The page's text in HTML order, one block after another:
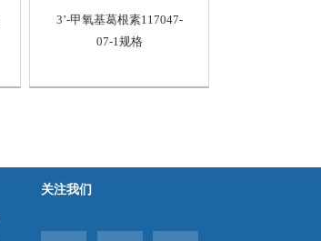
3’-甲氧基葛根素117047-
07-1规格
关注我们